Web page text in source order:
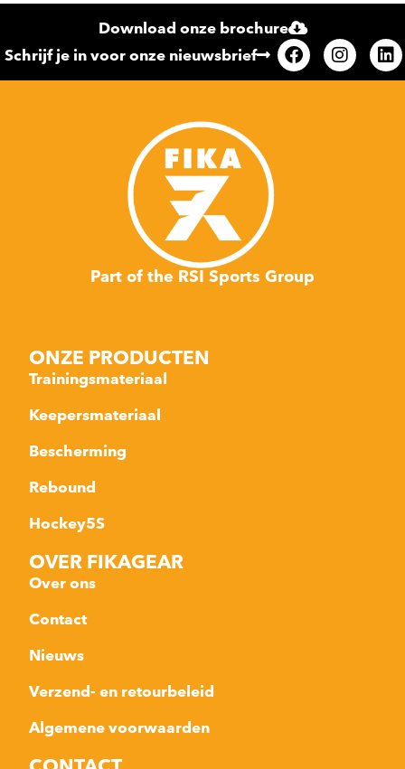
Download onze brochure
Schrijf je in voor onze nieuwsbrief
Part of the RSI Sports Group
ONZE PRODUCTEN
Trainingsmateriaal
Keepersmateriaal
Bescherming
Rebound
Hockey5S
OVER FIKAGEAR
Over ons
Contact
Nieuws
Verzend- en retourbeleid
Algemene voorwaarden